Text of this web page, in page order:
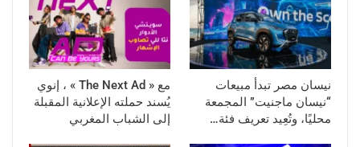
نيسان مصر تبدأ مبيعات
“نيسان ماجنيت” المجمعة
محليًا، وتُعِيد تعريف فئة…
مع « The Next Ad » ، إنوي
يُسند حملته الإعلانية المقبلة
إلى الشباب المغربي